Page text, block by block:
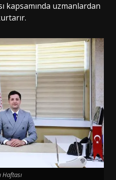
kapsamında uzmanlardan
Haftası